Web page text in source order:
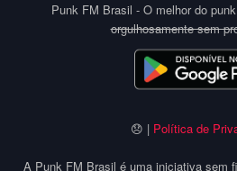
Punk FM Brasil - O melhor do
orgulhosamente sem
😞 | Política de
A Punk FM Brasil é uma iniciativa sem